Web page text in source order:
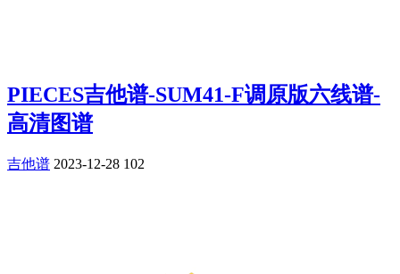
PIECES吉他谱-SUM41-F调原版六线谱-
高清图谱
吉他谱 2023-12-28 102